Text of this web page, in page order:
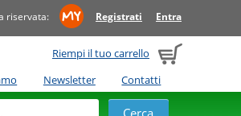
riservata: Registrati Entra
Riempi il tuo carrello
Newsletter Contatti